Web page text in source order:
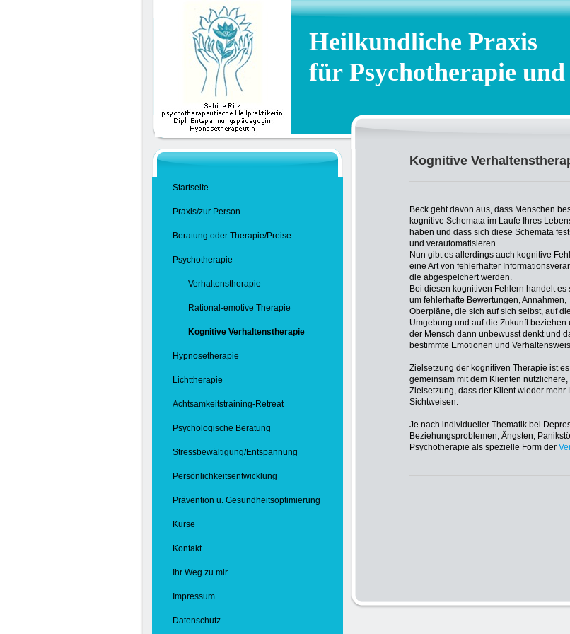
Heilkundliche Praxis
für Psychotherapie und
Kognitive
Beck geht davon aus, dass Menschen
kognitive Schemata im Laufe Ihres
haben und dass sich diese Schemata
und verautomatisieren.
Nun gibt es allerdings auch kognitive
eine Art von fehlerhafter
die abgespeichert werden.
Bei diesen kognitiven Fehlern handelt es
um fehlerhafte Bewertungen, Annahmen,
Oberpläne, die sich auf sich selbst, auf die
Umgebung und auf die Zukunft beziehen
der Mensch dann unbewusst denkt und
bestimmte Emotionen und
Zielsetzung der kognitiven Therapie ist
gemeinsam mit dem Klienten
Zielsetzung, dass der Klient wieder
Sichtweisen.
Je nach individueller Thematik bei
Beziehungsproblemen, Ängsten,
Psychotherapie als spezielle Form der
Startseite
Praxis/zur Person
Beratung oder Therapie/Preise
Psychotherapie
Verhaltenstherapie
Rational-emotive Therapie
Kognitive Verhaltenstherapie
Hypnosetherapie
Lichttherapie
Achtsamkeitstraining-Retreat
Psychologische Beratung
Stressbewältigung/Entspannung
Persönlichkeitsentwicklung
Prävention u. Gesundheitsoptimierung
Kurse
Kontakt
Ihr Weg zu mir
Impressum
Datenschutz